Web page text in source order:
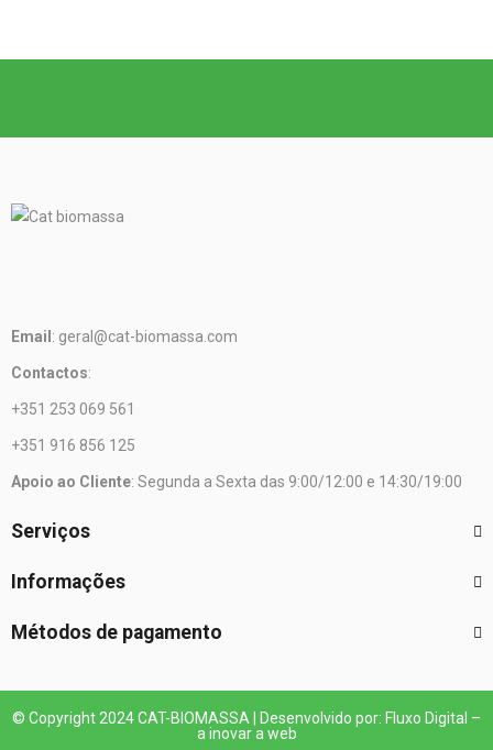
Email : geral@cat-biomassa.com
Contactos:
+351 253 069 561
+351 916 856 125
Apoio ao Cliente: Segunda a Sexta das 9:00/12:00 e 14:30/19:00
Serviços
Informações
Métodos de pagamento
© Copyright 2024 CAT-BIOMASSA | Desenvolvido por: Fluxo Digital –
a inovar a web